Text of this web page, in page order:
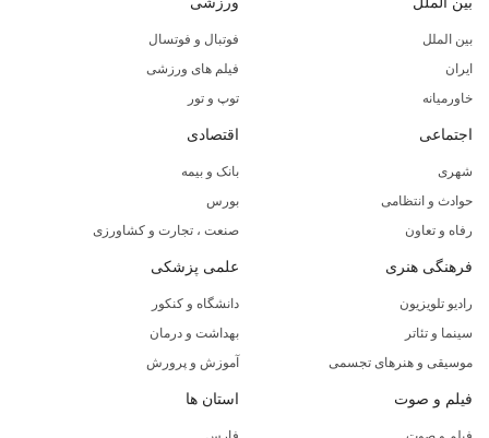
بین الملل
ایران
خاورمیانه
فوتبال و فوتسال
فیلم های ورزشی
توپ و تور
اجتماعی
شهری
حوادث و انتظامی
رفاه و تعاون
اقتصادی
بانک و بیمه
بورس
صنعت ، تجارت و کشاورزی
فرهنگی هنری
رادیو تلویزیون
سینما و تئاتر
موسیقی و هنرهای تجسمی
علمی پزشکی
دانشگاه و کنکور
بهداشت و درمان
آموزش و پرورش
فیلم و صوت استان ها